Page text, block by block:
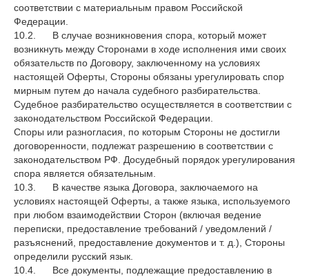
соответствии с материальным правом Российской
Федерации.
10.2. В случае возникновения спора, который может
возникнуть между Сторонами в ходе исполнения ими своих
обязательств по Договору, заключенному на условиях
настоящей Оферты, Стороны обязаны урегулировать спор
мирным путем до начала судебного разбирательства.
Судебное разбирательство осуществляется в соответствии с
законодательством Российской Федерации.
Споры или разногласия, по которым Стороны не достигли
договоренности, подлежат разрешению в соответствии с
законодательством РФ. Досудебный порядок урегулирования
спора является обязательным.
10.3. В качестве языка Договора, заключаемого на
условиях настоящей Оферты, а также языка, используемого
при любом взаимодействии Сторон (включая ведение
переписки, предоставление требований / уведомлений /
разъяснений, предоставление документов и т. д.), Стороны
определили русский язык.
10.4. Все документы, подлежащие предоставлению в